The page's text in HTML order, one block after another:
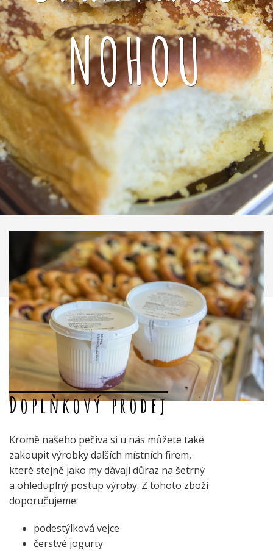
NOHOU
Doplňkový prodej
Kromě našeho pečiva si u nás můžete také
zakoupit výrobky dalších místních firem,
které stejně jako my dávají důraz na šetrný
a ohleduplný postup výroby. Z tohoto zboží
doporučujeme:
podestýlková vejce
čerstvé jogurty